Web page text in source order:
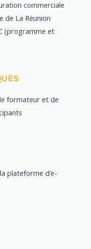
commerciale
de La Réunion
(programme et
formateur et de
plateforme d’e-